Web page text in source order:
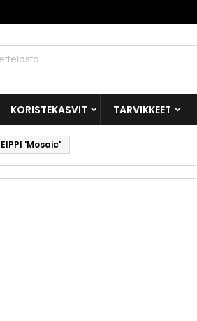
KORISTEKASVIT TARVIKKEET
'Mosaic'